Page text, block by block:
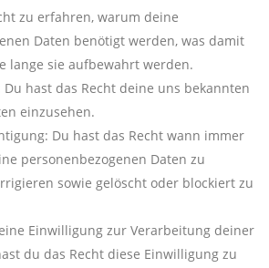
zu erfahren, warum deine
Daten benötigt werden, was damit
lange sie aufbewahrt werden.
hast das Recht deine uns bekannten
einzusehen.
Du hast das Recht wann immer
personenbezogenen Daten zu
sowie gelöscht oder blockiert zu
Einwilligung zur Verarbeitung deiner
du das Recht diese Einwilligung zu